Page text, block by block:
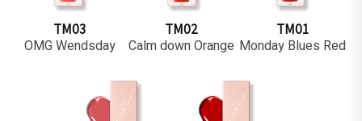
TM01
Monday Blues Red
TM02
Calm down Orange
TM03
OMG Wendsday